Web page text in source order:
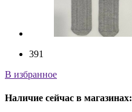
391
В избранное
Наличие сейчас в магазинах: